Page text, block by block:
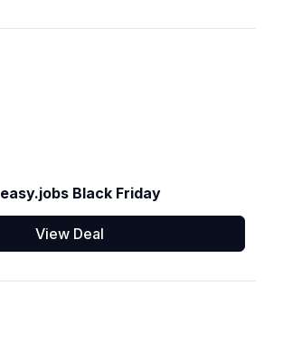
easy.jobs Black Friday
View Deal